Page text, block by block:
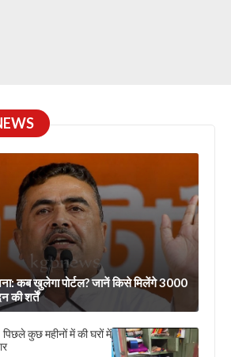
कब खुलेगा पोर्टल? जानें किसे मिलेंगे 3000
की शर्तें
कुछ महीनों में की घरों में